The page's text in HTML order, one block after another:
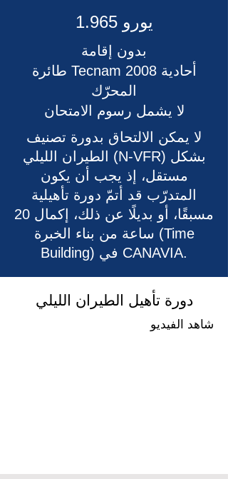
1.965 يورو
بدون إقامة
طائرة Tecnam 2008 أحادية
المحرّك
لا يشمل رسوم الامتحان
لا يمكن الالتحاق بدورة تصنيف
الطيران الليلي (N-VFR) بشكل
مستقل، إذ يجب أن يكون
المتدرّب قد أتمّ دورة تأهيلية
مسبقًا، أو بديلًا عن ذلك، إكمال 20
ساعة من بناء الخبرة (Time
Building) في CANAVIA.
دورة تأهيل الطيران الليلي
شاهد الفيديو